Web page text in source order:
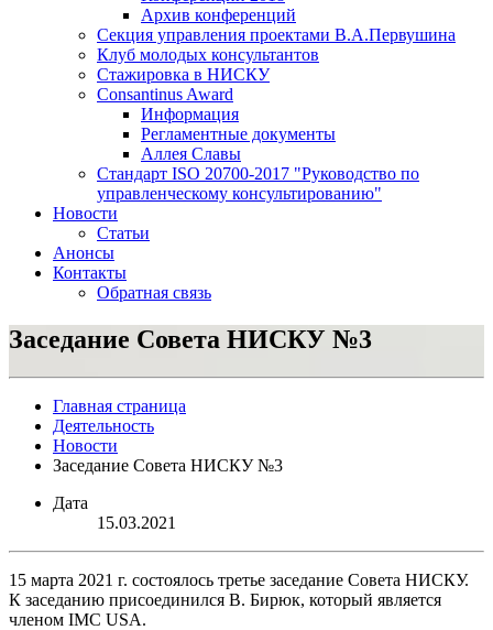
Архив конференций
Секция управления проектами В.А.Первушина
Клуб молодых консультантов
Стажировка в НИСКУ
Consantinus Award
Информация
Регламентные документы
Аллея Славы
Cтандарт ISO 20700-2017 "Руководство по
управленческому консультированию"
Новости
Статьи
Анонсы
Контакты
Обратная связь
Заседание Совета НИСКУ №3
Главная страница
Деятельность
Новости
Заседание Совета НИСКУ №3
Дата
15.03.2021
15 марта 2021 г. состоялось третье заседание Совета НИСКУ.
К заседанию присоединился В. Бирюк, который является
членом IMC USA.